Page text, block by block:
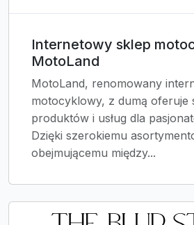
Internetowy sklep
MotoLand
MotoLand, renomowany
motocyklowy, z dumą oferuje
produktów i usług dla
Dzięki szerokiemu
obejmującemu między...